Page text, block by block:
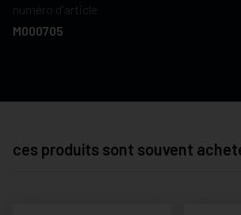
numéro d'article
M000705
ces produits sont souvent